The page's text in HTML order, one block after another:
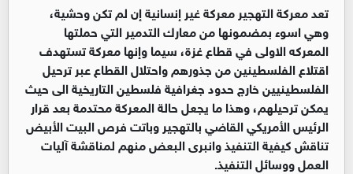
تعد معركة التهجير معركة غير إنسانية إن لم تكن وحشية،
وهي اسوء بمضمونها من معارك التدمير التي حملتها
المعركه الاولى في قطاع غزة، سيما وإنها معركة تستهدف
اقتلاع الفلسطينين من جذورهم واحتلال القطاع عبر ترحيل
الفلسطينيين خارج حدود جغرافية فلسطين التاريخية الى حيث
يمكن ترحيلهم، وهذا ما يجعل حالة المعركة محتدمة بعد قرار
الرئيس الأمريكي القاضي بالتهجير وباتت فرص البيت الأبيض
تناقش كيفية التنفيذ وانبرى البعض منهم لمناقشة آليات
العمل ووسائل التنفيذ.